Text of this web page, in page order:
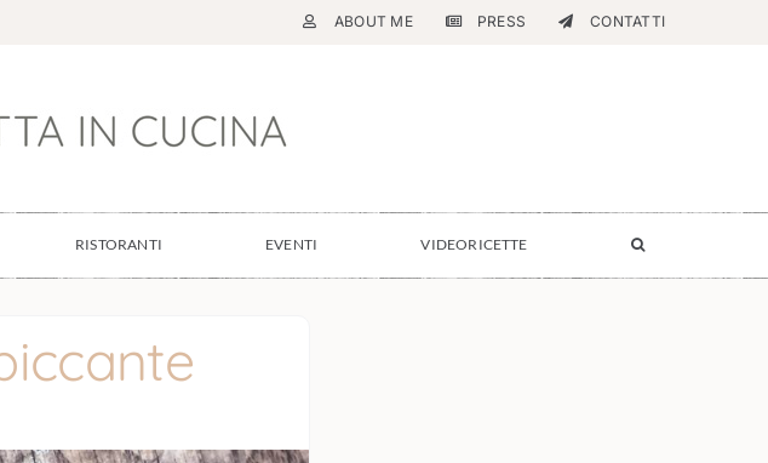
ABOUT ME PRESS CONTATTI
RISTORANTI EVENTI VIDEORICETTE